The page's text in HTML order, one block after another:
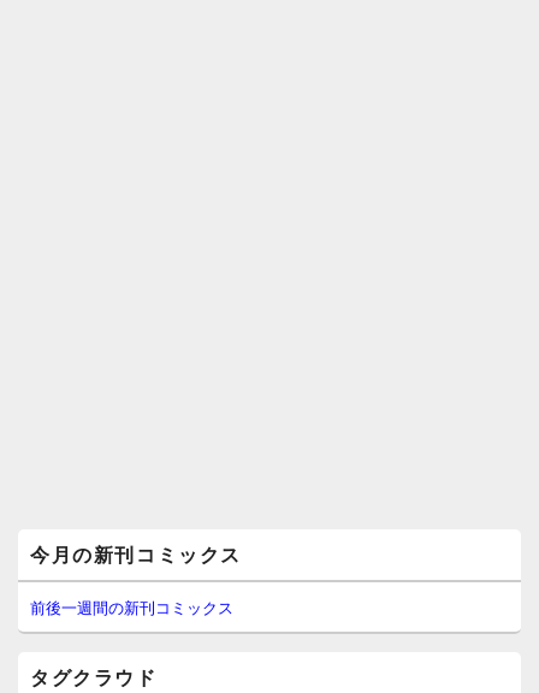
イ
ン
サ
イ
今月の新刊コミックス
前後一週間の新刊コミックス
タグクラウド